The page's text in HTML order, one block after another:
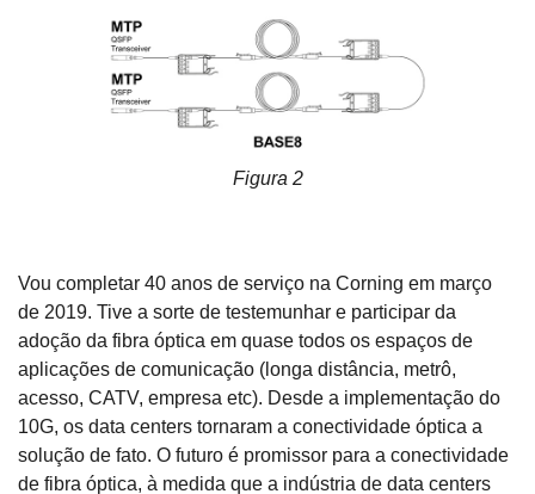
Figura 2
Vou completar 40 anos de serviço na Corning em março
de 2019. Tive a sorte de testemunhar e participar da
adoção da fibra óptica em quase todos os espaços de
aplicações de comunicação (longa distância, metrô,
acesso, CATV, empresa etc). Desde a implementação do
10G, os data centers tornaram a conectividade óptica a
solução de fato. O futuro é promissor para a conectividade
de fibra óptica, à medida que a indústria de data centers